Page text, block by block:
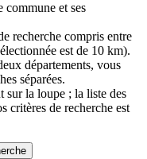
commune et ses
recherche compris entre
est de 10 km).
départements, vous
séparées.
sur la loupe ; la liste des
critères de recherche est